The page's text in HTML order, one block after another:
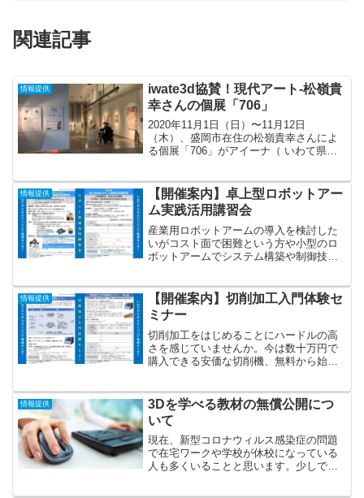
関連記事
情報提供
iwate3d協賛！現代アート-松嶺貴
幸さんの個展「706」
2020年11月1日（日）〜11月12日
（木）、盛岡市在住の松嶺貴幸さんによ
る個展「706」がアイーナ（ いわて県民
スポンサーで協賛させて頂きました。 い
わ...
情報提供
【開催案内】卓上型ロボットアー
ム実践活用講習会
産業用ロボットアームの導入を検討した
いがコスト面で困難という方や小型のロ
ボットアームでシステム構築や制御技術
催いたします。20万円以下で購入できる
コンパクトな卓上型ロボ...
情報提供
【開催案内】切削加工入門体験セ
ミナー
切削加工をはじめることにハードルの高
さを感じていませんか。今は数十万円で
購入できる安価な切削機、無料から始め
す。本セミナーは、切削機の使い方から
CAM操作、活用事例ま...
情報提供
3Dを学べる教材の無償公開につ
いて
現在、新型コロナウィルス感染症の問題
で在宅ワークや学校が休校になっている
人も多くいることと思います。少しでも